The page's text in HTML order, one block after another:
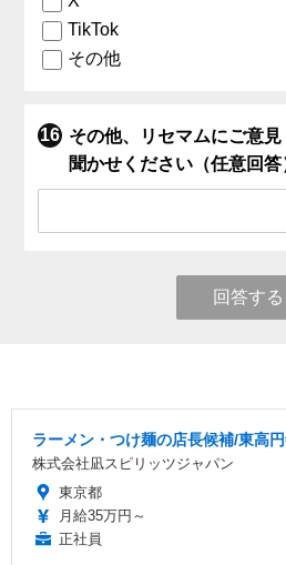
TikTok
その他
その他、リセマムにご意
聞かせください（任意回答
回答する
ラーメン・つけ麺の店長候補/東高
株式会社凪スピリッツジャパン
東京都
月給35万円～
正社員